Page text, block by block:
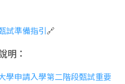
試準備指引🔗
明：
學申請入學第二階段甄試重要